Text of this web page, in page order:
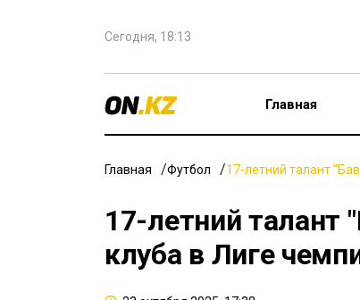
Сегодня, 18:13
Главная
Главная Футбол 17-летний талант
17-летний талант
клуба в Лиге